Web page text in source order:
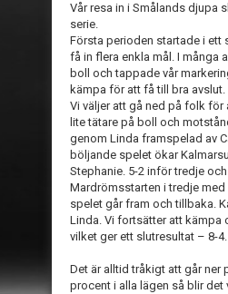
Vår resa in i Smålands djupa
serie.
Första perioden startade i ett
få in flera enkla mål. I många
boll och tappade vår
kämpa för att få till bra avslut.
Vi väljer att gå ned på folk
lite tätare på boll och
genom Linda framspelad av
böljande spelet ökar
Stephanie. 5-2 inför tredje
Mardrömsstarten i tredje
spelet går fram och tillbaka.
Linda. Vi fortsätter att kämpa
vilket ger ett slutresultat – 8-4.
Det är alltid tråkigt att går ner
procent i alla lägen så blir